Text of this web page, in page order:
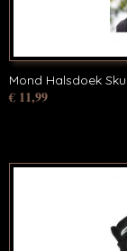
Mond Halsdoek
€ 11,99